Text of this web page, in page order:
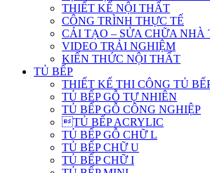
THIẾT KẾ NỘI THẤT
CÔNG TRÌNH THỰC TẾ
CẢI TẠO – SỬA CHỮA NHÀ
VIDEO TRẢI NGHIỆM
KIẾN THỨC NỘI THẤT
TỦ BẾP
THIẾT KẾ THI CÔNG TỦ
TỦ BẾP GỖ TỰ NHIÊN
TỦ BẾP GỖ CÔNG NGHIỆP
TỦ BẾP ACRYLIC
TỦ BẾP GỖ CHỮ L
TỦ BẾP CHỮ U
TỦ BẾP CHỮ I